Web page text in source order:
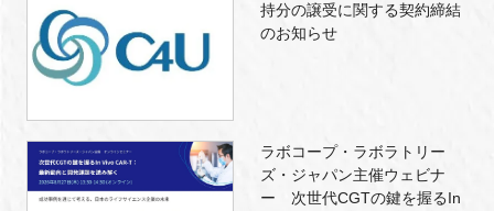
持分の譲受に関する契約締結
のお知らせ
ラボコープ・ラボラトリー
ズ・ジャパン主催ウェビナ
ー 次世代CGTの鍵を握るIn